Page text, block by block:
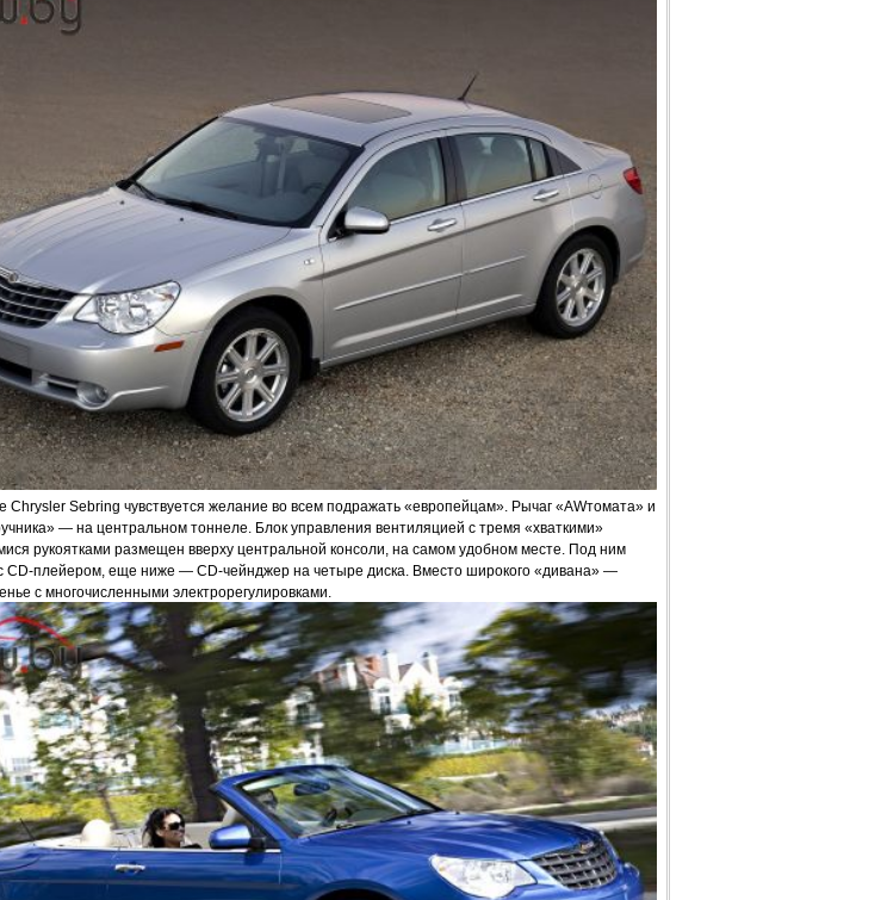
Chrysler Sebring чувствуется желание во всем подражать «европейцам». Рычаг «AWтомата» и
— на центральном тоннеле. Блок управления вентиляцией с тремя «хваткими»
рукоятками размещен вверху центральной консоли, на самом удобном месте. Под ним
CD-плейером, еще ниже — CD-чейнджер на четыре диска. Вместо широкого «дивана» —
с многочисленными электрорегулировками.